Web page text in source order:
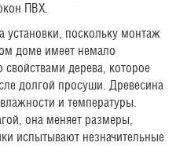
ПВХ.
поскольку монтаж
доме имеет немало
дерева, которое
долгой просуши. Древесина
и температуры.
она меняет размеры,
испытывают незначительные